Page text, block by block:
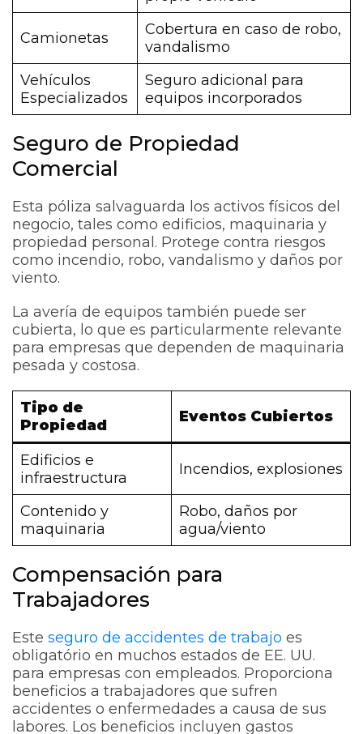
Camionetas
Cobertura en caso de robo,
vandalismo
Vehículos
Especializados
Seguro adicional para
equipos incorporados
Seguro de Propiedad
Comercial
Esta póliza salvaguarda los activos físicos del
negocio, tales como edificios, maquinaria y
propiedad personal. Protege contra riesgos
como incendio, robo, vandalismo y daños por
viento.
La avería de equipos también puede ser
cubierta, lo que es particularmente relevante
para empresas que dependen de maquinaria
pesada y costosa.
Tipo de
Propiedad
Eventos Cubiertos
Edificios e
infraestructura
Incendios, explosiones
Contenido y
maquinaria
Robo, daños por
agua/viento
Compensación para
Trabajadores
Este seguro de accidentes de trabajo es
obligatório en muchos estados de EE. UU.
para empresas con empleados. Proporciona
beneficios a trabajadores que sufren
accidentes o enfermedades a causa de sus
labores. Los beneficios incluyen gastos